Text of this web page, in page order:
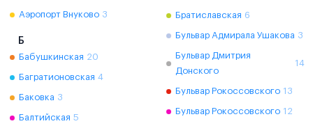
Аэропорт Внуково 3
Б
Бабушкинская 20
Багратионовская 4
Баковка 3
Балтийская 5
Братиславская 6
Бульвар Адмирала Ушакова 3
Бульвар Дмитрия
Донского
14
Бульвар Рокоссовского 13
Бульвар Рокоссовского 12